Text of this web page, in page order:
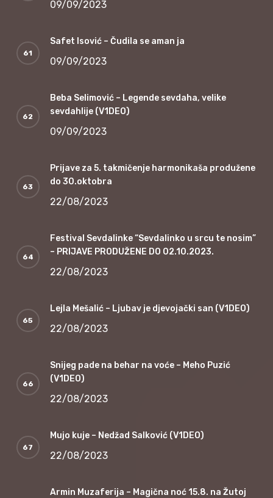
09/09/2023
Safet Isović – Čudila se aman ja
09/09/2023
Beba Selimović – Legende sevdaha, velike
sevdahlije (V1DEO)
09/09/2023
Prijave za 5. takmičenje harmonikaša produžene
do 30.oktobra
22/08/2023
Festival Sevdalinke “Sevdalinko u srcu te nosim”
– PRIJAVE PRODUŽENE DO 02.10.2023.
22/08/2023
Lejla Mešalić – Ljubav je djevojački san (V1DEO)
22/08/2023
Snijeg pade na behar na voće – Meho Puzić
(V1DEO)
22/08/2023
Mujo kuje – Nedžad Salković (V1DEO)
22/08/2023
Armin Muzaferija – Magična noć 15.8. na Žutoj